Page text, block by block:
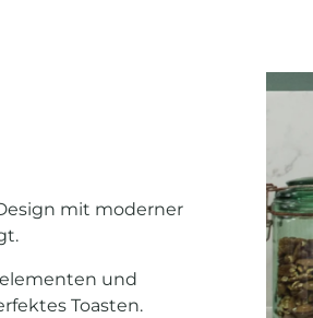
mit moderner
und
Toasten.